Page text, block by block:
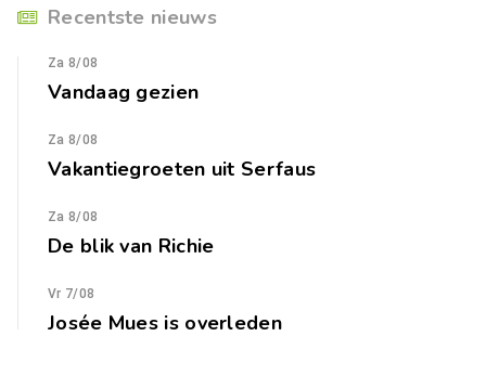
Recentste nieuws
Za 8/08
Vandaag gezien
Za 8/08
Vakantiegroeten uit Serfaus
Za 8/08
De blik van Richie
Vr 7/08
Josée Mues is overleden